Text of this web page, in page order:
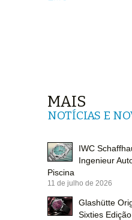
MAIS
NOTÍCIAS E
IWC
Ingenieur
Piscina
11 de julho de 2026
Glashütte
Sixties